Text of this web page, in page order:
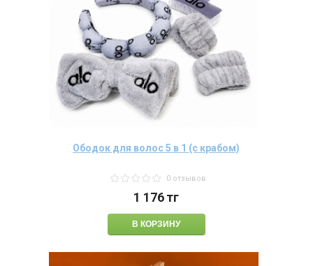
Ободок для волос 5 в 1 (с крабом)
0 отзывов
1 176тг